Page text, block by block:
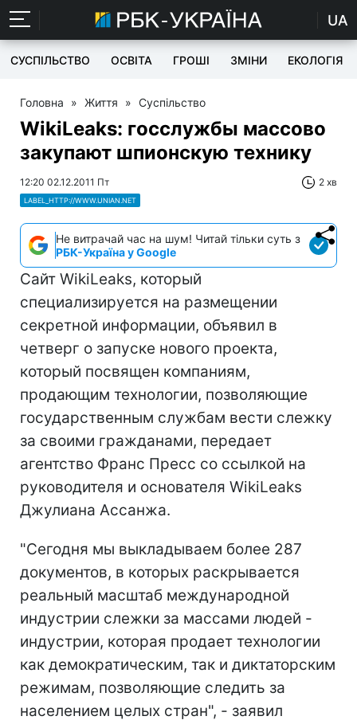
UA
СУСПІЛЬСТВО ОСВІТА ГРОШІ ЗМІНИ ЕКОЛОГІЯ
Головна » Життя » Суспільство
WikiLeaks: госслужбы массово
закупают шпионскую технику
12:20 02.12.2011 Пт 2 хв
LABEL_HTTP://WWW.UNIAN.NET
Не витрачай час на шум! Читай тільки суть з
РБК-Україна у Google
Сайт WikiLeaks, который
специализируется на размещении
секретной информации, объявил в
четверг о запуске нового проекта,
который посвящен компаниям,
продающим технологии, позволяющие
государственным службам вести слежку
за своими гражданами, передает
агентство Франс Пресс со ссылкой на
руководителя и основателя WikiLeaks
Джулиана Ассанжа.
"Сегодня мы выкладываем более 287
документов, в которых раскрывается
реальный масштаб международной
индустрии слежки за массами людей -
индустрии, которая продает технологии
как демократическим, так и диктаторским
режимам, позволяющие следить за
населением целых стран", - заявил